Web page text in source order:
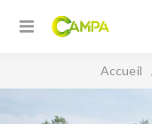
Accueil